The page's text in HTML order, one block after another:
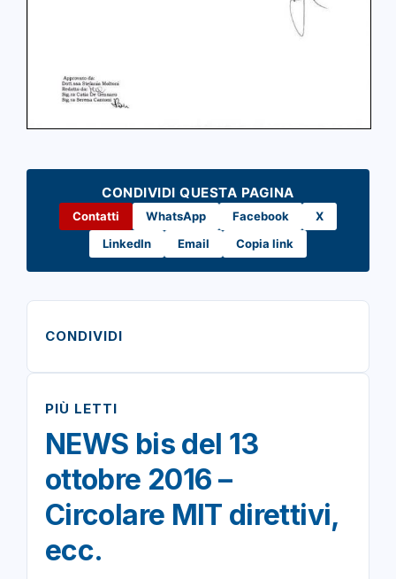
CONDIVIDI QUESTA PAGINA
Contatti WhatsApp Facebook
X
LinkedIn
Email Copia link
CONDIVIDI
PIÙ LETTI
NEWS bis del 13
ottobre 2016 –
Circolare MIT direttivi,
ecc.